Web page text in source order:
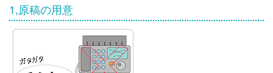
1,原稿の用意